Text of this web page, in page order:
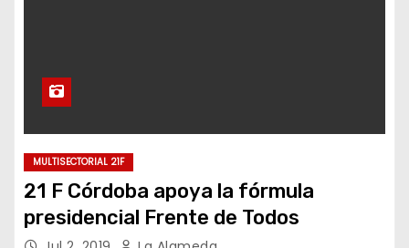
MULTISECTORIAL 21F
21 F Córdoba apoya la fórmula
presidencial Frente de Todos